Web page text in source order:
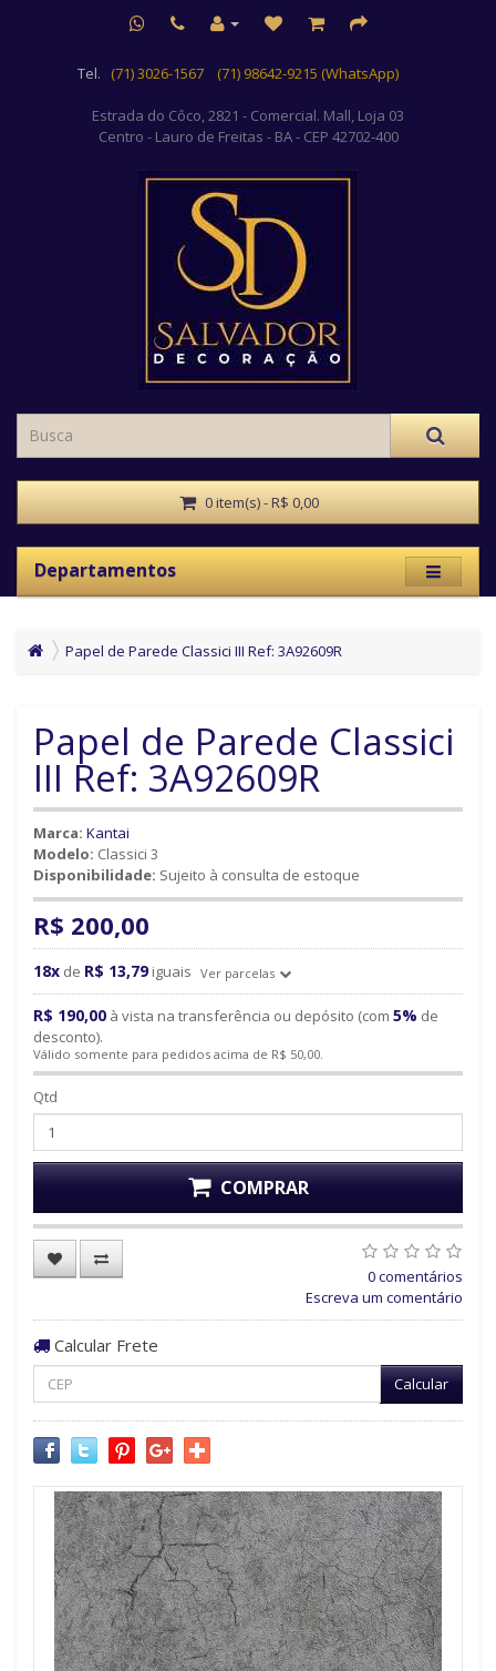
Tel. (71) 3026-1567 (71) 98642-9215 (WhatsApp)
Estrada do Côco, 2821 - Comercial. Mall, Loja 03
Centro - Lauro de Freitas - BA - CEP 42702-400
0 item(s) - R$ 0,00
Departamentos
Papel de Parede Classici III Ref: 3A92609R
Papel de Parede Classici
III Ref: 3A92609R
Marca: Kantai
Modelo: Classici 3
Disponibilidade: Sujeito à consulta de estoque
R$ 200,00
18x de R$ 13,79 iguais Ver parcelas
R$ 190,00 à vista na transferência ou depósito (com 5% de
desconto).
Válido somente para pedidos acima de R$ 50,00.
Qtd
COMPRAR
0 comentários
Escreva um comentário
Calcular Frete
Calcular